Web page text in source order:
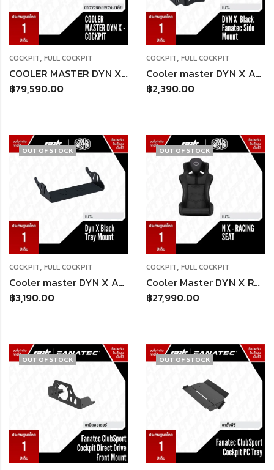
COCKPIT, FULL COCKPIT
COOLER MASTER DYN X – COCKPIT
฿79,590.00
COCKPIT, FULL COCKPIT
Cooler master DYN X ACCESSORY BLACK FANATEC SIDE MOUNT
฿2,390.00
OUT OF STOCK
COCKPIT, FULL COCKPIT
Cooler master DYN X ACCESSORY BLACK TRAY MOUNT
฿3,190.00
OUT OF STOCK
COCKPIT, FULL COCKPIT
Cooler Master DYN X RACING SEAT – BLACK
฿27,990.00
OUT OF STOCK OUT OF STOCK